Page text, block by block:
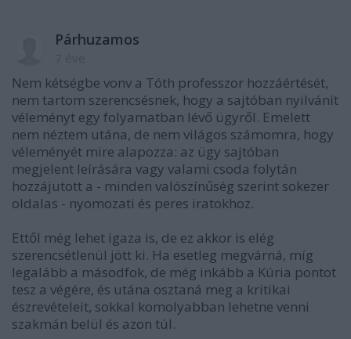
Párhuzamos
Nem kétségbe vonv a Tóth professzor hozzáértését,
nem tartom szerencsésnek, hogy a sajtóban nyilvánít
véleményt egy folyamatban lévő ügyről. Emelett
nem néztem utána, de nem világos számomra, hogy
véleményét mire alapozza: az ügy sajtóban
megjelent leírására vagy valami csoda folytán
hozzájutott a - minden valószínűség szerint sokezer
oldalas - nyomozati és peres iratokhoz.
Ettől még lehet igaza is, de ez akkor is elég
szerencsétlenül jött ki. Ha esetleg megvárná, míg
legalább a másodfok, de még inkább a Kúria pontot
tesz a végére, és utána osztaná meg a kritikai
észrevételeit, sokkal komolyabban lehetne venni
szakmán belül és azon túl.